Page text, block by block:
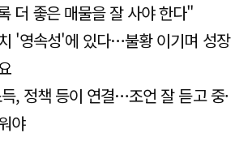
더 좋은 매물을 잘 사야 한다"
'영속성'에 있다…불황 이기며 성장
, 정책 등이 연결…조언 잘 듣고 중·
야